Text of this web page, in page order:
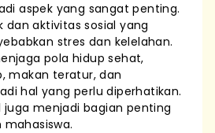
aspek yang sangat penting.
dan aktivitas sosial yang
stres dan kelelahan.
pola hidup sehat,
makan teratur, dan
hal yang perlu diperhatikan.
menjadi bagian penting